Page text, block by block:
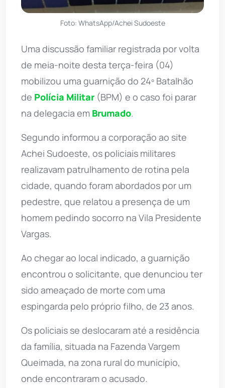
Foto: WhatsApp/Achei Sudoeste
Uma discussão familiar registrada por volta
de meia-noite desta terça-feira (04)
mobilizou uma guarnição do 24º Batalhão
de Polícia Militar (BPM) e o caso foi parar
na delegacia em Brumado.
Segundo informou a corporação ao site
Achei Sudoeste, os policiais militares
realizavam patrulhamento de rotina pela
cidade, quando foram abordados por um
pedestre, que relatou a presença de um
homem pedindo socorro na Vila Presidente
Vargas.
Ao chegar ao local indicado, a guarnição
encontrou o solicitante, que denunciou ter
sido ameaçado de morte com uma
espingarda pelo próprio filho, de 23 anos.
Os policiais se deslocaram até a residência
da família, situada na Fazenda Vargem
Queimada, na zona rural do município,
onde encontraram o acusado.